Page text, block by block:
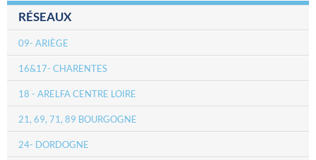
RÉSEAUX
09- ARIÈGE
16&17- CHARENTES
18 - ARELFA CENTRE LOIRE
21, 69, 71, 89 BOURGOGNE
24- DORDOGNE